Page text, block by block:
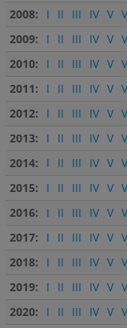
2008:
I II III IV V
2009:
I II III IV V
2010:
I II III IV V
2011:
I II III IV V
2012:
I II III IV V
2013:
I II III IV V
2014:
I II III IV V
2015:
I II III IV V
2016:
I II III IV V
2017:
I II III IV V
2018:
I II III IV V
2019:
I II III IV V
2020:
I II III IV V